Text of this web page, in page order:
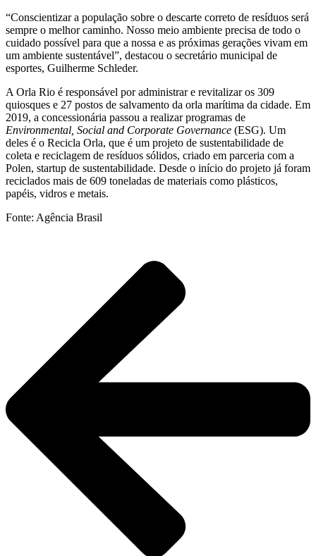
“Conscientizar a população sobre o descarte correto de resíduos será
sempre o melhor caminho. Nosso meio ambiente precisa de todo o
cuidado possível para que a nossa e as próximas gerações vivam em
um ambiente sustentável”, destacou o secretário municipal de
esportes, Guilherme Schleder.
A Orla Rio é responsável por administrar e revitalizar os 309
quiosques e 27 postos de salvamento da orla marítima da cidade. Em
2019, a concessionária passou a realizar programas de
Environmental, Social and Corporate Governance (ESG). Um
deles é o Recicla Orla, que é um projeto de sustentabilidade de
coleta e reciclagem de resíduos sólidos, criado em parceria com a
Polen, startup de sustentabilidade. Desde o início do projeto já foram
reciclados mais de 609 toneladas de materiais como plásticos,
papéis, vidros e metais.
Fonte: Agência Brasil